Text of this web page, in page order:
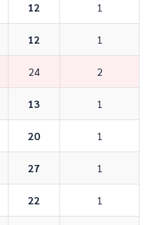
12 1
12 1
24 2
13 1
20 1
27 1
22 1